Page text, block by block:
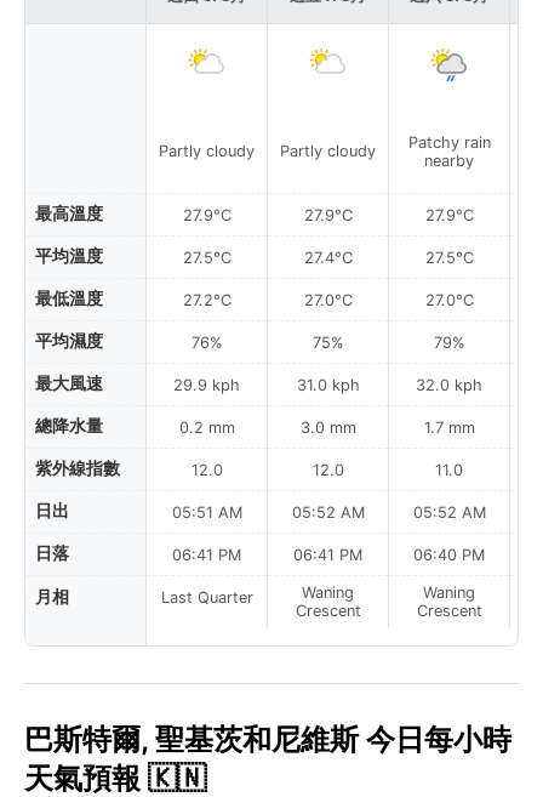
最高溫度
平均溫度
最低溫度
平均濕度
最大風速
總降水量
紫外線指數
日出
日落
月相
Partly cloudy
27.9°C
27.5°C
27.2°C
76%
29.9 kph
0.2 mm
12.0
05:51 AM
06:41 PM
Last Quarter
Partly cloudy
27.9°C
27.4°C
27.0°C
75%
31.0 kph
3.0 mm
12.0
05:52 AM
06:41 PM
Waning
Crescent
Patchy rain
nearby
27.9°C
27.5°C
27.0°C
79%
32.0 kph
1.7 mm
11.0
05:52 AM
06:40 PM
Waning
Crescent
巴斯特爾, 聖基茨和尼維斯 今日每小時
天氣預報 🇰🇳